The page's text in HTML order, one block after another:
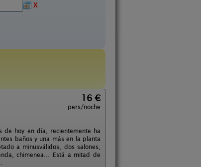
X
16 €
pers/noche
de hoy en día, recientemente ha
baños y una más en la planta
a minusválidos, dos salones,
chimenea... Está a mitad de